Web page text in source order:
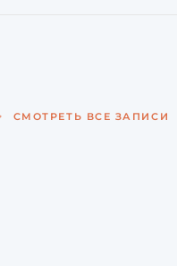
СМОТРЕТЬ ВСЕ ЗАПИСИ